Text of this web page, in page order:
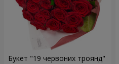
Букет "19 червоних троянд"